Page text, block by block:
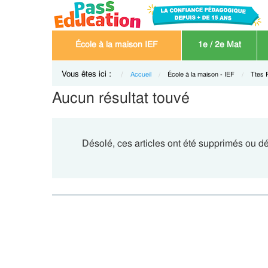
École à la maison IEF 1e / 2e Mat
Vous êtes ici : Accueil Current:
École à la maison - IEF Ttes
Aucun résultat touvé
Désolé, ces articles ont été supprimés ou